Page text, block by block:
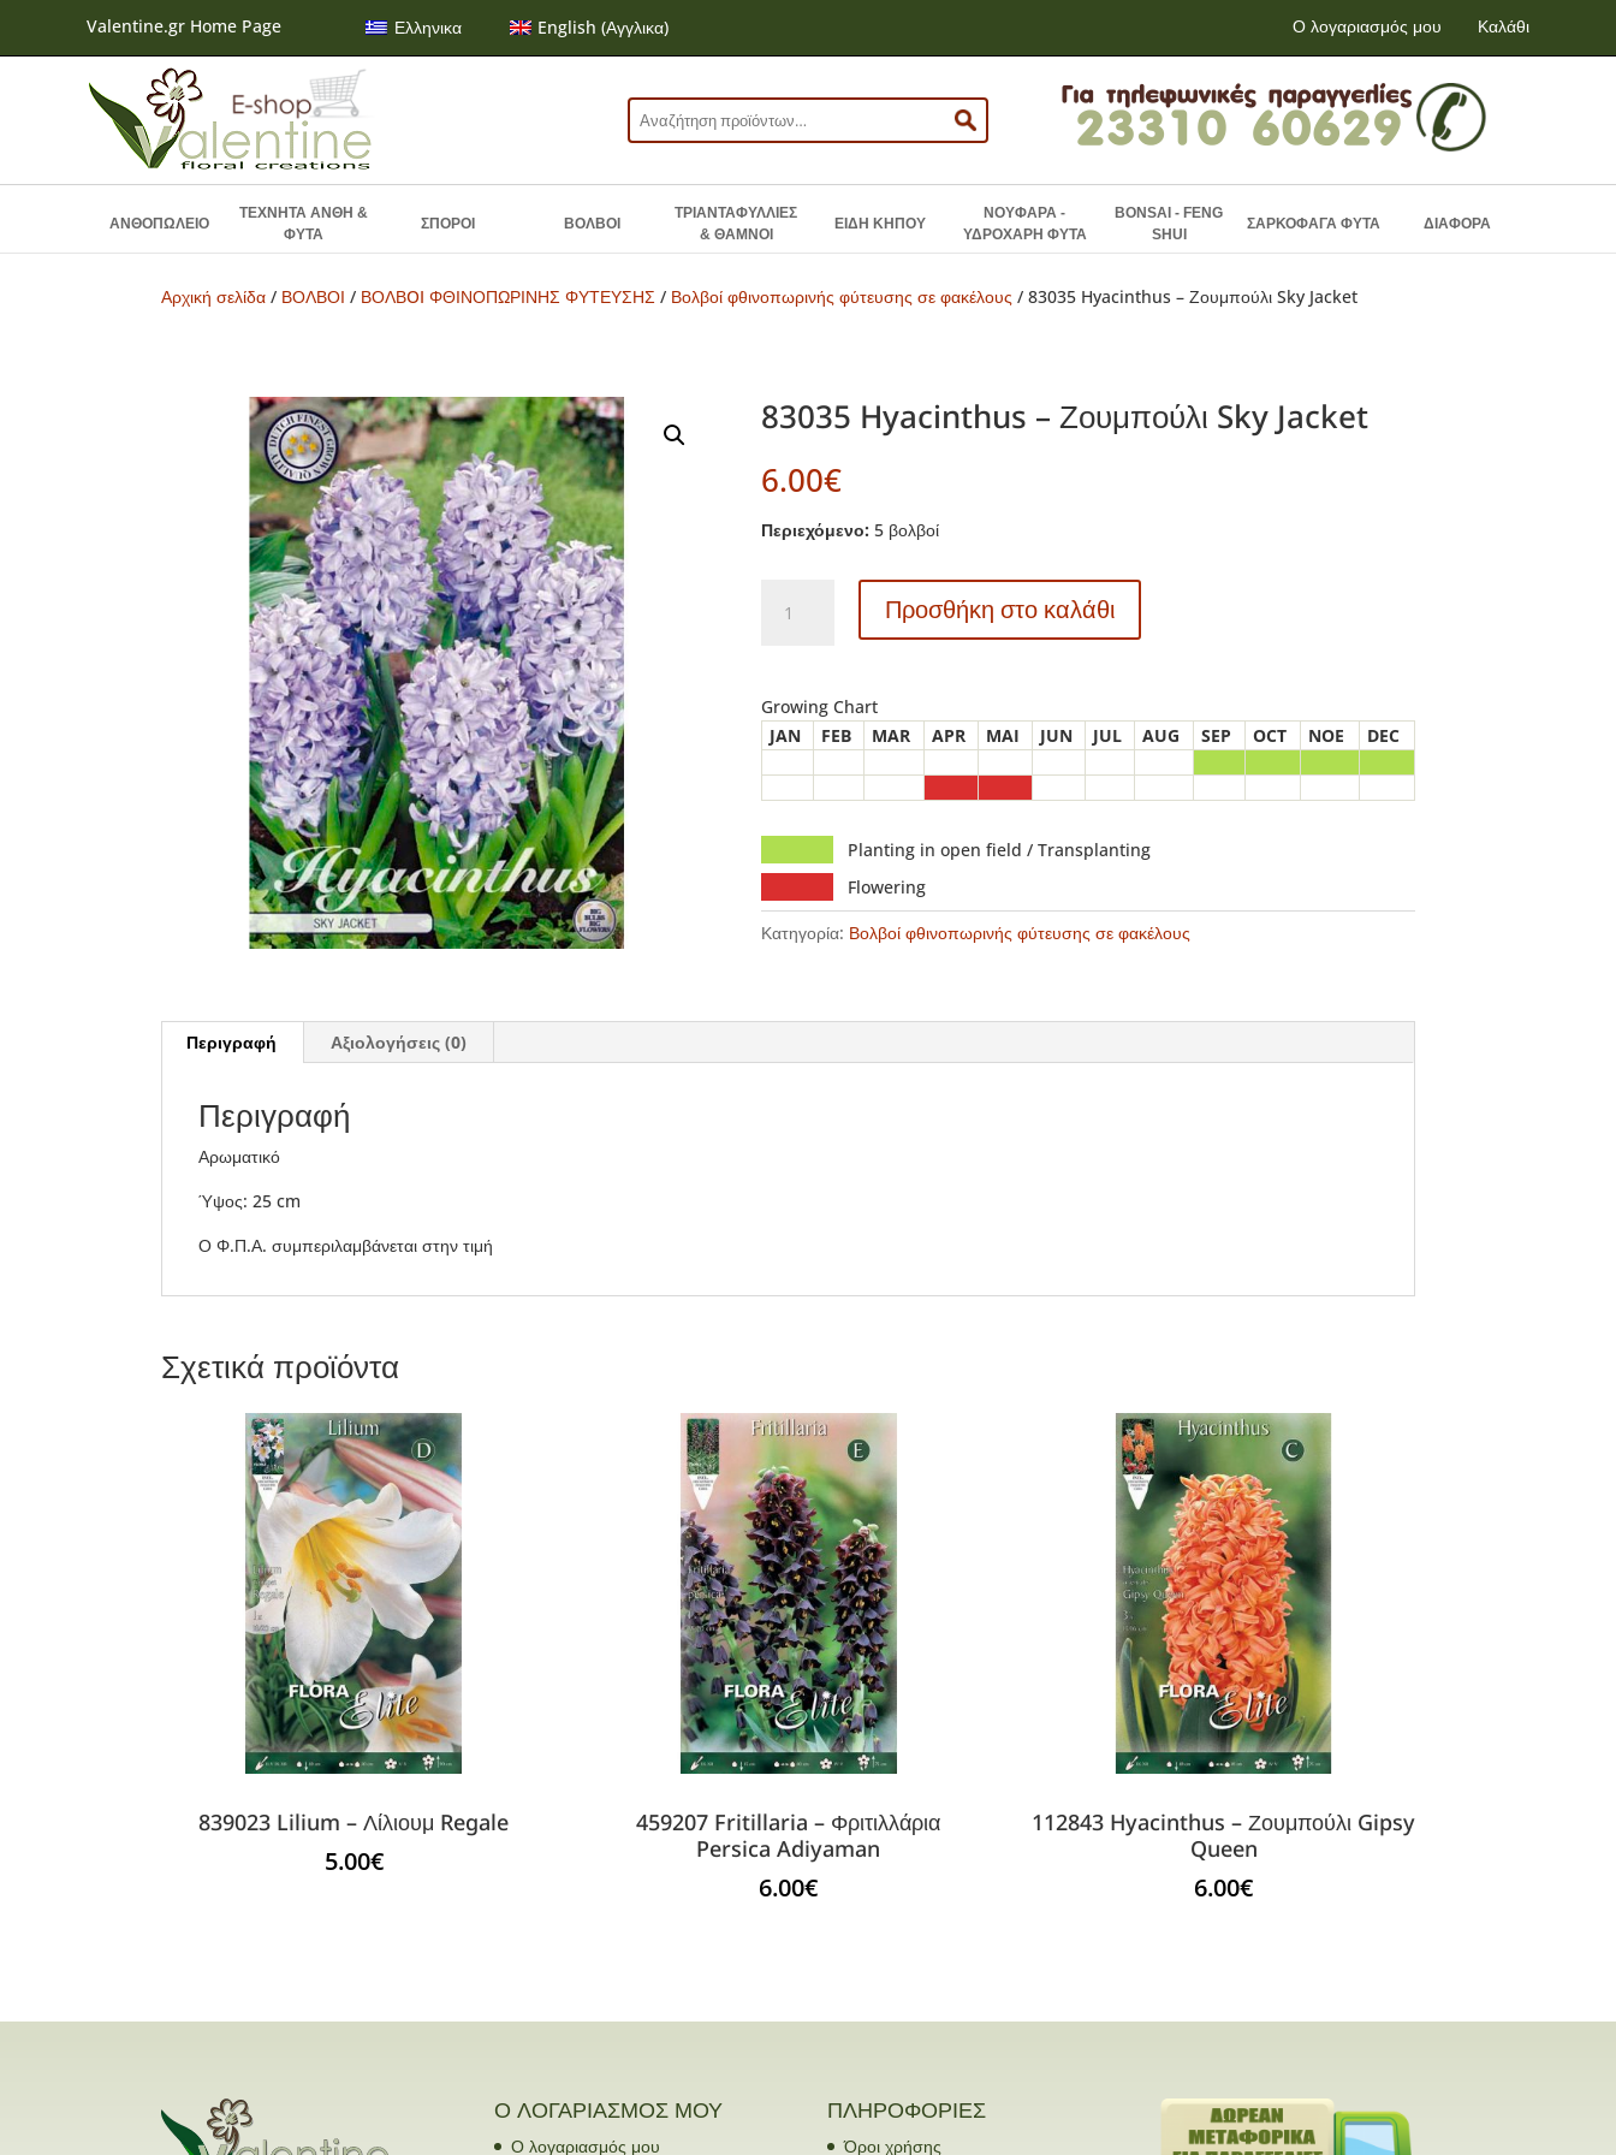
Valentine.gr Home Page Ελληνικα English (Αγγλικα) Ο λογαριασμός μου Καλάθι
Αναζήτηση
για:
ΑΝΘΟΠΩΛΕΙΟ
ΤΕΧΝΗΤΑ ΑΝΘΗ &
ΦΥΤΑ
ΣΠΟΡΟΙ ΒΟΛΒΟΙ
ΤΡΙΑΝΤΑΦΥΛΛΙΕΣ
& ΘΑΜΝΟΙ
ΕΙΔΗ ΚΗΠΟΥ
ΝΟΥΦΑΡΑ -
ΥΔΡΟΧΑΡΗ ΦΥΤΑ
BONSAI - FENG
SHUI
ΣΑΡΚΟΦΑΓΑ ΦΥΤΑ ΔΙΑΦΟΡΑ
Αρχική σελίδα / ΒΟΛΒΟΙ / ΒΟΛΒOI ΦΘΙΝΟΠΩΡΙΝΗΣ ΦΥΤΕΥΣΗΣ / Βολβοί φθινοπωρινής φύτευσης σε φακέλους / 83035 Hyacinthus – Ζουμπούλι Sky Jacket
83035 Hyacinthus – Ζουμπούλι Sky Jacket
6.00€
Περιεχόμενο: 5 βολβοί
Hyacinthus
Sky
Jacket
Προσθήκη στο καλάθι
Growing Chart
JAN
FEB MAR APR MAI JUN JUL AUG SEP OCT NOE DEC
Planting in open field / Transplanting
Flowering
Κατηγορία: Βολβοί φθινοπωρινής φύτευσης σε φακέλους
Περιγραφή Αξιολογήσεις (0)
Περιγραφή
Αρωματικό
Ύψος: 25 cm
Ο Φ.Π.Α. συμπεριλαμβάνεται στην τιμή
Σχετικά προϊόντα
839023 Lilium – Λίλιουμ Regale
5.00€
459207 Fritillaria – Φριτιλλάρια
Persica Adiyaman
6.00€
112843 Hyacinthus – Ζουμπούλι Gipsy
Queen
6.00€
Ο ΛΟΓΑΡΙΑΣΜΟΣ ΜΟΥ
Ο λογαριασμός μου
ΠΛΗΡΟΦΟΡΙΕΣ
Όροι χρήσης